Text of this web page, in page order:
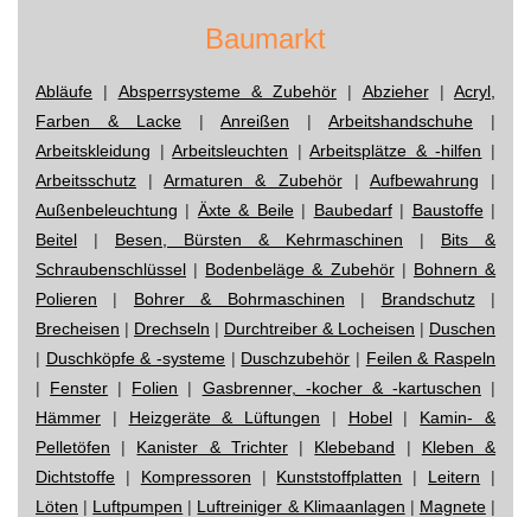
Baumarkt
Abläufe | Absperrsysteme & Zubehör | Abzieher| Acryl,
Farben & Lacke | Anreißen | Arbeitshandschuhe |
Arbeitskleidung |Arbeitsleuchten |Arbeitsplätze & -hilfen |
Arbeitsschutz |Armaturen & Zubehör| Aufbewahrung |
Außenbeleuchtung | Äxte & Beile| Baubedarf| Baustoffe|
Beitel | Besen, Bürsten & Kehrmaschinen | Bits &
Schraubenschlüssel | Bodenbeläge & Zubehör| Bohnern &
Polieren | Bohrer & Bohrmaschinen | Brandschutz|
Brecheisen | Drechseln | Durchtreiber & Locheisen | Duschen
| Duschköpfe & -systeme | Duschzubehör | Feilen & Raspeln
| Fenster | Folien | Gasbrenner, -kocher & -kartuschen |
Hämmer | Heizgeräte & Lüftungen | Hobel| Kamin- &
Pelletöfen | Kanister & Trichter| Klebeband | Kleben &
Dichtstoffe | Kompressoren | Kunststoffplatten | Leitern |
Löten | Luftpumpen | Luftreiniger & Klimaanlagen | Magnete|